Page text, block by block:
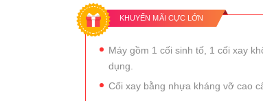
KHUYẾN MÃI CỰC LỚN
Máy gồm 1 cối sinh tố, 1 cối xay
dụng.
Cối xay bằng nhựa kháng vỡ cao